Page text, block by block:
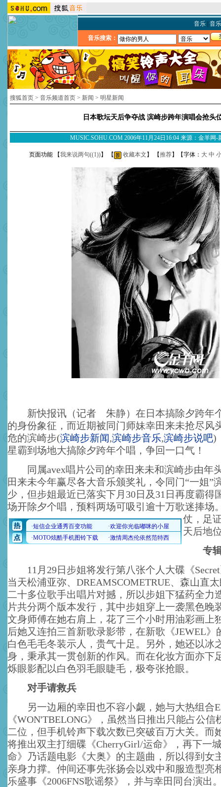
音乐| 音
音乐搜索：
搜狐首页 > 音乐频道首页 > 新闻 > 明星新闻
日本歌坛天后争夺战 滨崎步跨年演唱会抢头
MUSIC.SOHU.COM 2006年11月24日16:04 来源：金羊网-
页面功能 【我来说两句((1))】 【 收藏本文 】 【推荐】【字体： 大 中
新快报讯（记者 朱静）在日本搞除夕跨年
的身份象征，而近期被同门师妹幸田来未抢尽风
危的滨崎步(滨崎步新闻,滨崎步音乐,滨崎步说吧)
星霸到场地大搞除夕跨年个唱，争回一口气！
同属avex唱片公司的幸田来未和滨崎步由年
田来未今年赢尽各大音乐颁奖礼，令同门“一姐”
少，但步姐最近已落实下月30日及31日再度霸得
场开除夕个唱，预料两场可吸引逾十万歌迷捧场
仗，足
天后地
专
11月29日步姐将发行第八张个人大碟《
当天松浦亚弥、DREAMSCOMETRUE、森山直
二十多位歌手出唱片对撼，所以步姐下猛药全力
片共分两个版本发行，其中步姐穿上一袭黑色晚
文身师傅在她右肩上，花了三个小时用油彩画上
后她又连拍三首新歌录影带，在新歌《JEWEL》
白色毛毛冬装示人，贵气十足。另外，她还以冰
身，秉承其一贯创新的作风。而在化妆方面亦下
烁眼影配以白色羽毛眼睫毛，极夸张抢眼。
对手请救兵
另一边厢的幸田也不容小觑，她与大热组合
《WON'TBELONG》，虽然当日推出只能占公信
二位，但手机铃声下载次数已突破百万大关。而
将推出双主打细碟《CherryGirl/运命》，再下一
命》乃话题电影《大奥》的主题曲，所以得到女
亲身力撑。仲间还事先张扬会以戏中和服造型亮
乐盛事《2006FNS歌谣祭》，并与幸田同台演出